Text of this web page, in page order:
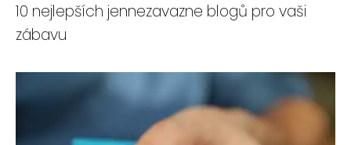
10 nejlepších jennezavazne blogů pro vaši
zábavu